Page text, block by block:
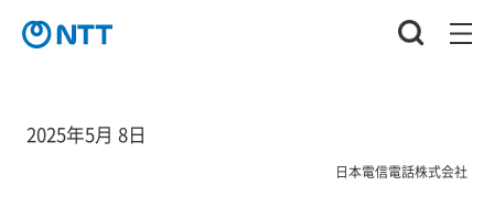
2025年5月 8日
日本電信電話株式会社